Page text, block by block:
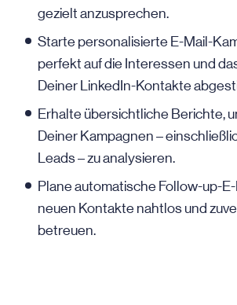
gezielt anzusprechen.
Starte personalisierte E-Mail-
perfekt auf die Interessen und
Deiner LinkedIn-Kontakte
Erhalte übersichtliche Berichte,
Deiner Kampagnen –
Leads – zu analysieren.
Plane automatische Follow-up-
neuen Kontakte nahtlos und
betreuen.